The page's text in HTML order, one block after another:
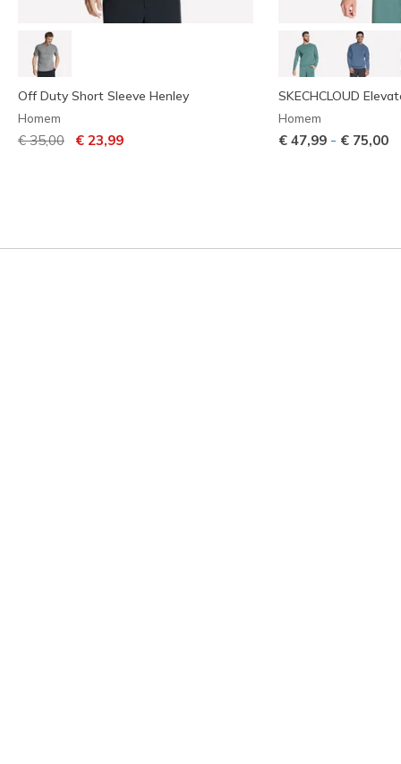
Off Duty Short Sleeve Henley
Homem
Preço com desconto de
€ 35,00 para
€ 23,99
SKECHCLOUD
Homem
€ 47,99 - € 75,00